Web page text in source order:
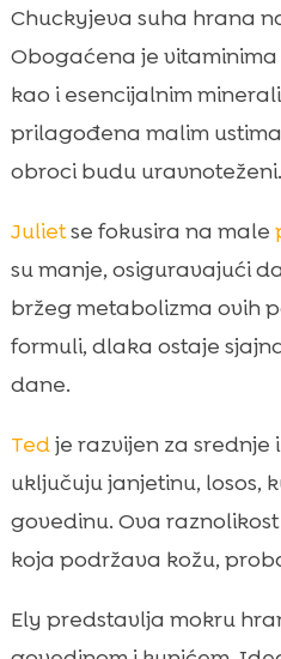
Chuckyjeva suha hrana
Obogaćena je vitaminima
kao i esencijalnim
prilagođena malim
obroci budu uravnoteženi.
Julietse fokusira na male
su manje, osiguravajući
bržeg metabolizma ovih
formuli, dlaka ostaje
dane.
Tedje razvijen za srednje
uključuju janjetinu, losos,
govedinu. Ova
koja podržava kožu,
Ely predstavlja mokru